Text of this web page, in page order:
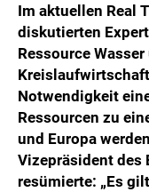
WILHELM-EXNER-
ADMIRAL SPORTWETTEN
EWP RECYCLING PFAND
ANNEMARIE CHARITY
IMPERIAL MARKETS
TRÄGERVEREIN
SPECIAL OLYMPICS
Im aktuellen Real
diskutierten
Ressource
Notwendigkeit
Ressourcen zu
und Europa
Vizepräsident des
resümierte: „Es